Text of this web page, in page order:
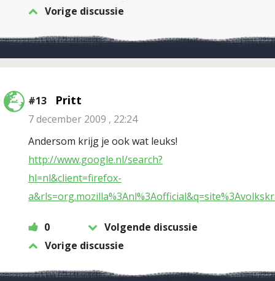
Vorige discussie
#13 Pritt
7 december 2009 , 22:24
Andersom krijg je ook wat leuks!
http://www.google.nl/search?
hl=nl&client=firefox-
0
Volgende discussie
Vorige discussie